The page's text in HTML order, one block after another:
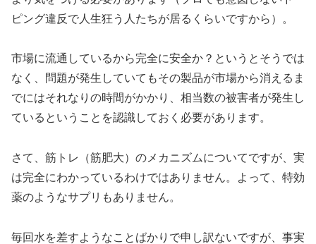
ピング違反で人生狂う人たちが居るくらいですから）。
市場に流通しているから完全に安全か？というとそうでは
なく、問題が発生していてもその製品が市場から消えるま
でにはそれなりの時間がかかり、相当数の被害者が発生し
ているということを認識しておく必要があります。
さて、筋トレ（筋肥大）のメカニズムについてですが、実
は完全にわかっているわけではありません。よって、特効
薬のようなサプリもありません。
毎回水を差すようなことばかりで申し訳ないですが、事実